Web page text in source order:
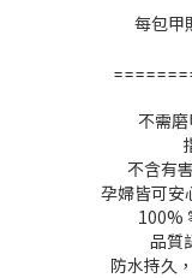
每包甲
====
不需
不含有
孕婦皆可
100%
品質
防水持久